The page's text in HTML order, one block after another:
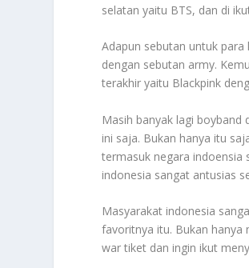
selatan yaitu BTS, dan di
Adapun sebutan untuk
dengan sebutan army.
terakhir yaitu Blackpink
Masih banyak lagi boyband
ini saja. Bukan hanya itu
termasuk negara indoensia
indonesia sangat antusias
Masyarakat indonesia
favoritnya itu. Bukan hanya
war tiket dan ingin ikut